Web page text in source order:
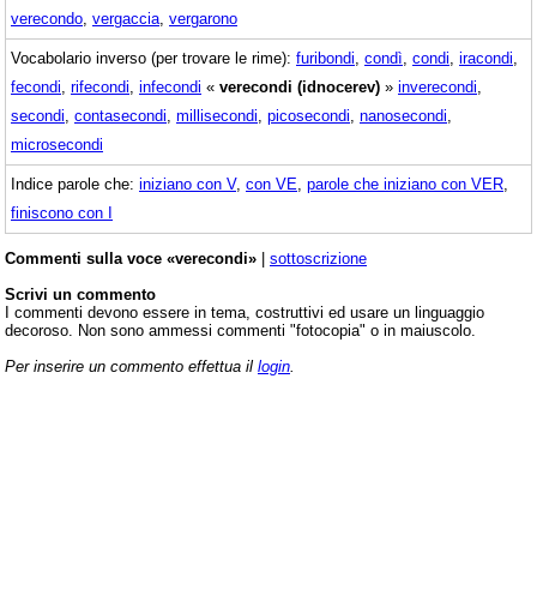
verecondo vergaccia vergarono
Vocabolario inverso (per trovare le rime): furibondi condì condi iracondi
fecondi rifecondi infecondi « verecondi (idnocerev) » inverecondi
secondi contasecondi millisecondi picosecondi nanosecondi
microsecondi
Indice parole che: iniziano con V, con VE parole che iniziano con VER
finiscono con I
Commenti sulla voce «verecondi» | sottoscrizione
Scrivi un commento
I commenti devono essere in tema, costruttivi ed usare un linguaggio
decoroso. Non sono ammessi commenti "fotocopia" o in maiuscolo.
Per inserire un commento effettua il login